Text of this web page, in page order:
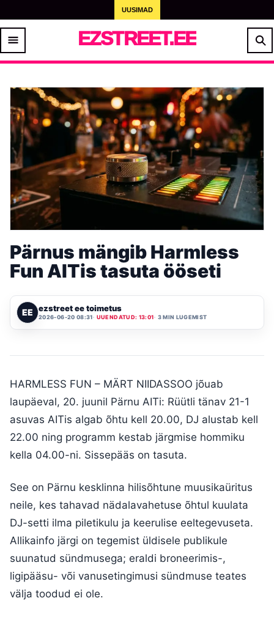
UUSIMAD
EZSTREET.EE
Pärnus mängib Harmless
Fun AITis tasuta ööseti
EE ezstreet ee toimetus
2026-06-20 08:31 UUENDATUD: 13:01 3 MIN LUGEMIST
HARMLESS FUN – MÄRT NIIDASSOO jõuab
laupäeval, 20. juunil Pärnu AITi: Rüütli tänav 21-1
asuvas AITis algab õhtu kell 20.00, DJ alustab kell
22.00 ning programm kestab järgmise hommiku
kella 04.00-ni. Sissepääs on tasuta.
See on Pärnu kesklinna hilisõhtune muusikaüritus
neile, kes tahavad nädalavahetuse õhtul kuulata
DJ-setti ilma piletikulu ja keerulise eeltegevuseta.
Allikainfo järgi on tegemist üldisele publikule
suunatud sündmusega; eraldi broneerimis-,
ligipääsu- või vanusetingimusi sündmuse teates
välja toodud ei ole.